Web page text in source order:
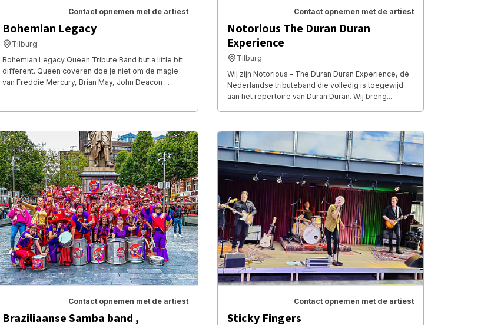
Contact opnemen met de artiest
Bohemian Legacy
Tilburg
Bohemian Legacy Queen Tribute Band but a little bit
different. Queen coveren doe je niet om de magie
van Freddie Mercury, Brian May, John Deacon ...
Contact opnemen met de artiest
Notorious The Duran Duran
Experience
Tilburg
Wij zijn Notorious – The Duran Duran Experience, dé
Nederlandse tributeband die volledig is toegewijd
aan het repertoire van Duran Duran. Wij breng...
Contact opnemen met de artiest
Braziliaanse Samba band ,
Contact opnemen met de artiest
Sticky Fingers